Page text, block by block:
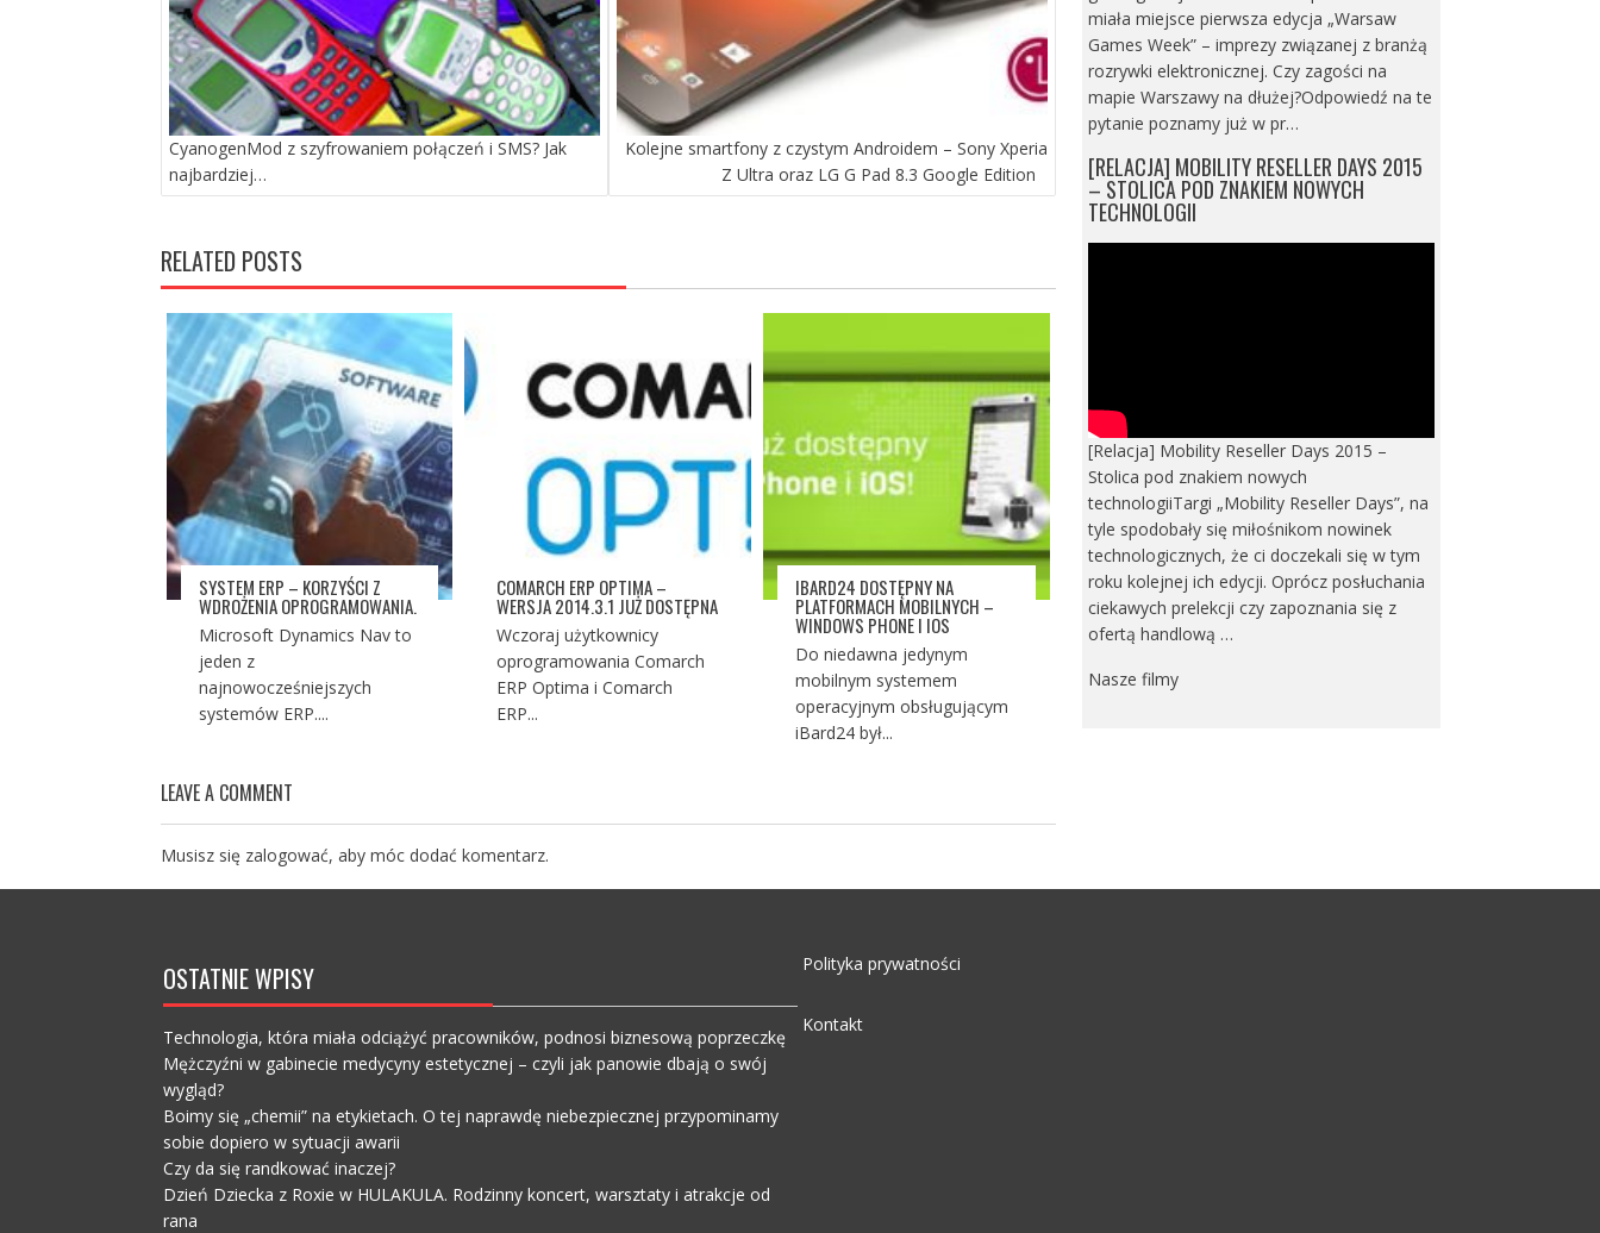
CyanogenMod z szyfrowaniem połączeń i SMS? Jak
najbardziej…
Kolejne smartfony z czystym Androidem – Sony Xperia
Z Ultra oraz LG G Pad 8.3 Google Edition
RELATED POSTS
SYSTEM ERP – KORZYŚCI Z
WDROŻENIA OPROGRAMOWANIA.
Microsoft Dynamics Nav to
jeden z
najnowocześniejszych
systemów ERP....
COMARCH ERP OPTIMA –
WERSJA 2014.3.1 JUŻ DOSTĘPNA
Wczoraj użytkownicy
oprogramowania Comarch
ERP Optima i Comarch
ERP...
IBARD24 DOSTĘPNY NA
PLATFORMACH MOBILNYCH –
WINDOWS PHONE I IOS
Do niedawna jedynym
mobilnym systemem
operacyjnym obsługującym
iBard24 był...
LEAVE A COMMENT
Musisz się zalogować, aby móc dodać komentarz.
miała miejsce pierwsza edycja „Warsaw
Games Week” – imprezy związanej z branżą
rozrywki elektronicznej. Czy zagości na
mapie Warszawy na dłużej?Odpowiedź na te
pytanie poznamy już w pr…
[RELACJA] MOBILITY RESELLER DAYS 2015
– STOLICA POD ZNAKIEM NOWYCH
TECHNOLOGII
[Relacja] Mobility Reseller Days 2015 –
Stolica pod znakiem nowych
technologiiTargi „Mobility Reseller Days”, na
tyle spodobały się miłośnikom nowinek
technologicznych, że ci doczekali się w tym
roku kolejnej ich edycji. Oprócz posłuchania
ciekawych prelekcji czy zapoznania się z
ofertą handlową …
Nasze filmy
OSTATNIE WPISY
Technologia, która miała odciążyć pracowników, podnosi biznesową poprzeczkę
Mężczyźni w gabinecie medycyny estetycznej – czyli jak panowie dbają o swój
wygląd?
Boimy się „chemii” na etykietach. O tej naprawdę niebezpiecznej przypominamy
sobie dopiero w sytuacji awarii
Czy da się randkować inaczej?
Dzień Dziecka z Roxie w HULAKULA. Rodzinny koncert, warsztaty i atrakcje od
rana
Polityka prywatności
Kontakt